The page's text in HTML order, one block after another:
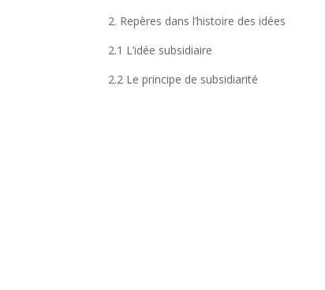
2. Repères dans l’histoire des idées
2.1 L’idée subsidiaire
2.2 Le principe de subsidiarité